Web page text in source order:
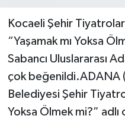
Kocaeli Şehir
“Yaşamak mı Yoksa
Sabancı Uluslararası
çok beğenildi.ADANA
Belediyesi Şehir
Yoksa Ölmek mi?” adlı